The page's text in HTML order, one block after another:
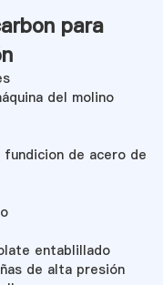
para
del molino
fundicion de acero de
entablillado
de alta presión